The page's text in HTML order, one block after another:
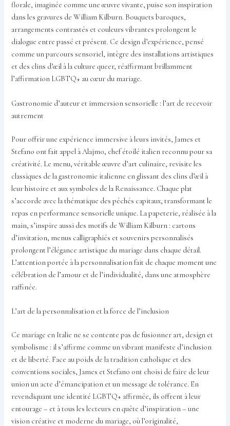
florale, imaginée comme une œuvre vivante, puise son inspiration
dans les gravures de William Kilburn. Bouquets baroques,
arrangements contrastés et couleurs vibrantes prolongent le
dialogue entre passé et présent. Ce design d’expérience, pensé
comme un parcours sensoriel, intègre des installations artistiques
et des clins d’œil à la culture queer, réaffirmant brillamment
l’affirmation LGBTQ+ au cœur du mariage.
Gastronomie d’auteur et immersion sensorielle : l’art de recevoir
autrement
Pour offrir une expérience immersive à leurs invités, James et
Stefano ont fait appel à Alajmo, chef étoilé italien reconnu pour sa
créativité. Le menu, véritable œuvre d’art culinaire, revisite les
classiques de la gastronomie italienne en glissant des clins d’œil à
leur histoire et aux symboles de la Renaissance. Chaque plat
s’accorde avec la thématique des péchés capitaux, transformant le
repas en performance sensorielle unique. La papeterie, réalisée à la
main, s’inspire aussi des motifs de William Kilburn : cartons
d’invitation, menus calligraphiés et souvenirs personnalisés
prolongent l’élégance artistique du mariage dans chaque détail.
L’attention portée à la personnalisation fait de chaque moment une
célébration de l’amour et de l’individualité, dans une atmosphère
raffinée.
L’art de la personnalisation et la force de l’inclusion
Ce mariage en Italie ne se contente pas de fusionner art, design et
symbolisme : il s’affirme comme un vibrant manifeste d’inclusion
et de liberté. Face au poids de la tradition catholique et des
conventions sociales, James et Stefano ont choisi de faire de leur
union un acte d’émancipation et un message de tolérance. En
revendiquant une identité LGBTQ+ affirmée, ils offrent à leur
entourage – et à tous les lecteurs en quête d’inspiration – une
vision créative et moderne du mariage, où l’originalité,